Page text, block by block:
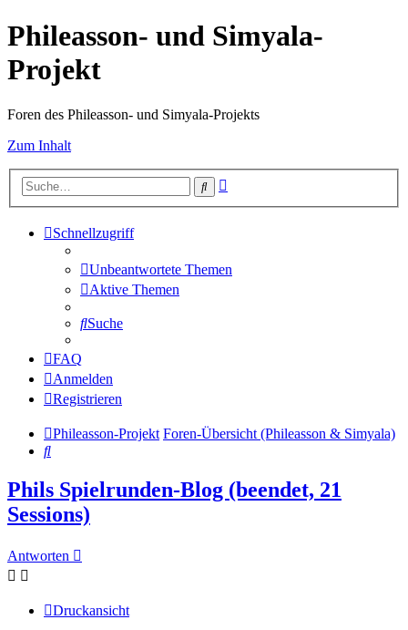
Phileasson- und Simyala-
Projekt
Foren des Phileasson- und Simyala-Projekts
Zum Inhalt
Suche
Schnellzugriff
Unbeantwortete Themen
Aktive Themen
Suche
FAQ
Anmelden
Registrieren
Phileasson-Projekt Foren-Übersicht (Phileasson & Simyala)
Suche
Phils Spielrunden-Blog (beendet, 21
Sessions)
Antworten
Druckansicht